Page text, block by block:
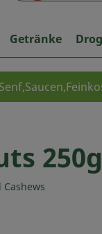
Getränke
250g